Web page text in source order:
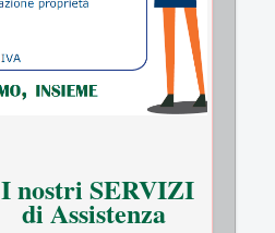
I nostri SERVIZI
di Assistenza